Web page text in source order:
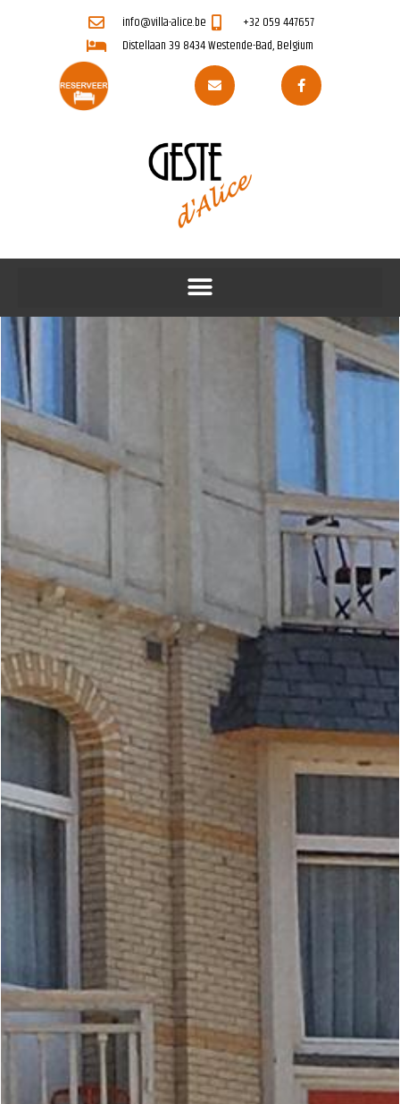
info@villa-alice.be
+32 059 447657
Distellaan 39 8434 Westende-Bad, Belgium